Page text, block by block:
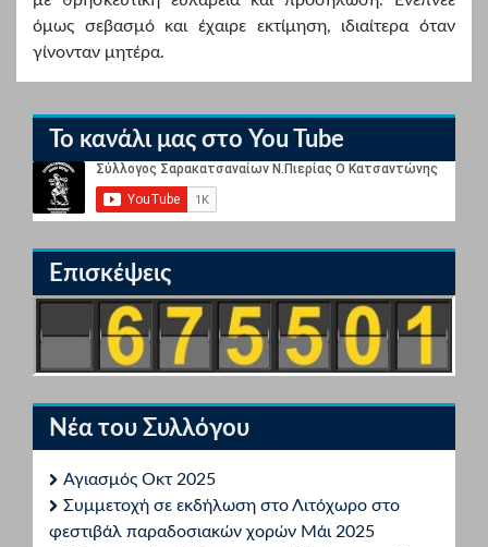
όμως σεβασμό και έχαιρε εκτίμηση, ιδιαίτερα όταν
γίνονταν μητέρα.
Το κανάλι μας στο You Tube
Επισκέψεις
Νέα του Συλλόγου
Αγιασμός Οκτ 2025
Συμμετοχή σε εκδήλωση στο Λιτόχωρο στο
φεστιβάλ παραδοσιακών χορών Μάι 2025